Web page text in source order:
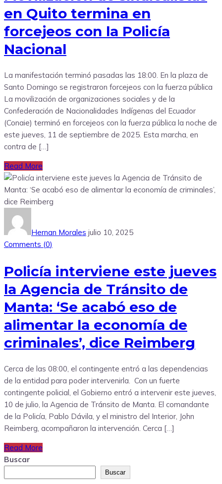
en Quito termina en
forcejeos con la Policía
Nacional
La manifestación terminó pasadas las 18:00. En la plaza de
Santo Domingo se registraron forcejeos con la fuerza pública
La movilización de organizaciones sociales y de la
Confederación de Nacionalidades Indígenas del Ecuador
(Conaie) terminó en forcejeos con la fuerza pública la noche de
este jueves, 11 de septiembre de 2025. Esta marcha, en
contra de […]
Read More
Hernan Morales julio 10, 2025
Comments (0)
Policía interviene este jueves
la Agencia de Tránsito de
Manta: ‘Se acabó eso de
alimentar la economía de
criminales’, dice Reimberg
Cerca de las 08:00, el contingente entró a las dependencias
de la entidad para poder intervenirla. Con un fuerte
contingente policial, el Gobierno entró a intervenir este jueves,
10 de julio, la Agencia de Tránsito de Manta. El comandante
de la Policía, Pablo Dávila, y el ministro del Interior, John
Reimberg, acompañaron la intervención. Cerca […]
Read More
Buscar
Buscar